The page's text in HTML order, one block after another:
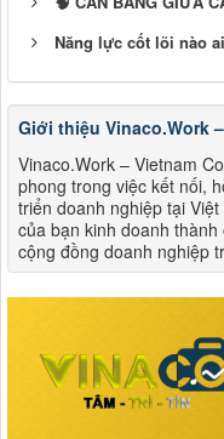
Năng lực cốt lõi nào
Giới thiệu Vinaco.Work
Vinaco.Work – Vietnam
phong trong việc kết nối,
triển doanh nghiệp tại
của bạn kinh doanh thành
cộng đồng doanh nghiệp